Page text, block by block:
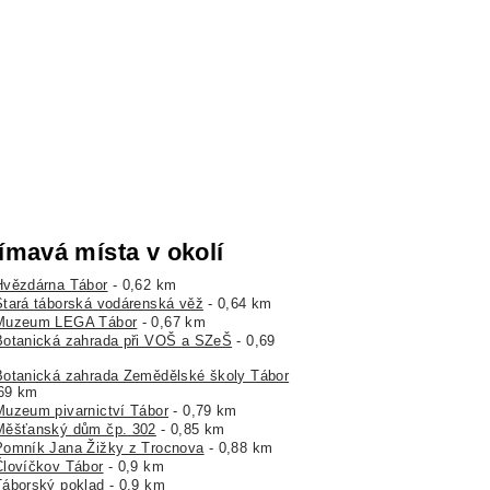
místa v okolí
Tábor - 0,62 km
táborská vodárenská věž - 0,64 km
LEGA Tábor - 0,67 km
zahrada při VOŠ a SZeŠ - 0,69
zahrada Zemědělské školy Tábor
km
pivarnictví Tábor - 0,79 km
dům čp. 302 - 0,85 km
Jana Žižky z Trocnova- 0,88 km
Tábor - 0,9 km
poklad - 0,9 km